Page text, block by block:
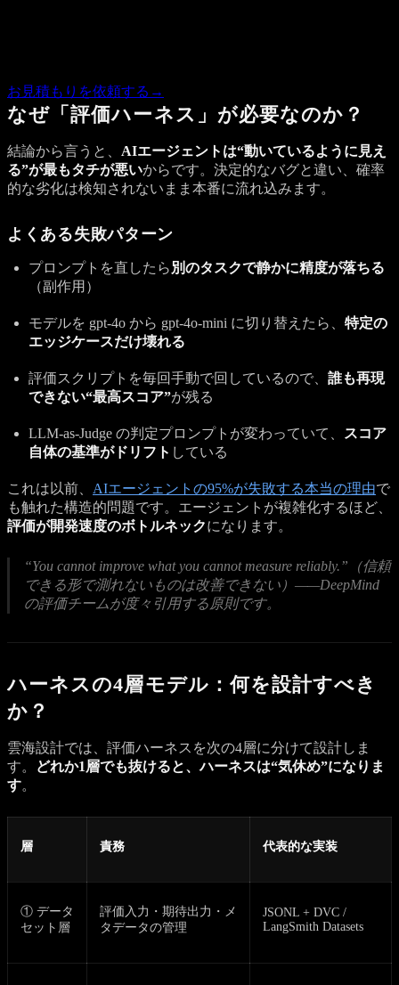
お見積もりを依頼する →
なぜ「評価ハーネス」が必要なのか？
結論から言うと、 AIエージェントは“動いているように見え
る”が最もタチが悪いからです。決定的なバグと違い、確率
的な劣化は検知されないまま本番に流れ込みます。
よくある失敗パターン
プロンプトを直したら 別のタスクで静かに精度が落ちる
（副作用）
モデルを gpt-4o から gpt-4o-mini に切り替えたら、 特定の
エッジケースだけ壊れる
評価スクリプトを毎回手動で回しているので、 誰も再現
できない“最高スコア”が残る
LLM-as-Judge の判定プロンプトが変わっていて、
スコア
自体の基準がドリフト している
これは以前、 AIエージェントの95%が失敗する本当の理由で
も触れた構造的問題です。エージェントが複雑化するほど、
評価が開発速度のボトルネックになります。
“You cannot improve what you cannot measure reliably.”（信頼
できる形で測れないものは改善できない）——DeepMind
の評価チームが度々引用する原則です。
ハーネスの4層モデル：何を設計すべき
か？
雲海設計では、評価ハーネスを次の4層に分けて設計しま
す。
どれか1層でも抜けると、ハーネスは“気休め”になりま
す。
層 責務 代表的な実装
① データ
セット層
評価入力・期待出力・メ
タデータの管理
JSONL + DVC /
LangSmith Datasets